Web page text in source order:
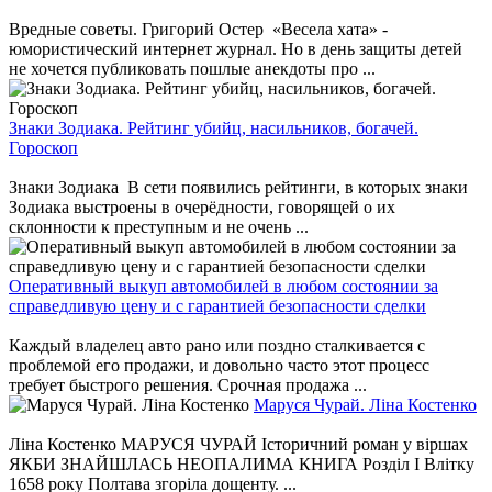
Вредные советы. Григорий Остер «Весела хата» -
юмористический интернет журнал. Но в день защиты детей
не хочется публиковать пошлые анекдоты про ...
Знаки Зодиака. Рейтинг убийц, насильников, богачей.
Гороскоп
Знаки Зодиака В сети появились рейтинги, в которых знаки
Зодиака выстроены в очерёдности, говорящей о их
склонности к преступным и не очень ...
Оперативный выкуп автомобилей в любом состоянии за
справедливую цену и с гарантией безопасности сделки
Каждый владелец авто рано или поздно сталкивается с
проблемой его продажи, и довольно часто этот процесс
требует быстрого решения. Срочная продажа ...
Маруся Чурай. Ліна Костенко
Ліна Костенко МАРУСЯ ЧУРАЙ Історичний роман у віршах
ЯКБИ ЗНАЙШЛАСЬ НЕОПАЛИМА КНИГА Розділ І Влітку
1658 року Полтава згоріла дощенту. ...